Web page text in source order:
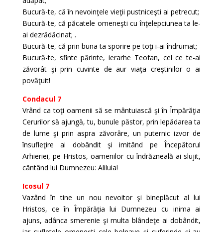
Bucură-te, că în nevoinţele vieţii pustniceşti ai petrecut;
Bucură-te, că păcatele omeneşti cu înţelepciunea ta le-
ai dezrădăcinat; .
Bucură-te, că prin buna ta sporire pe toţi i-ai îndrumat;
Bucură-te, sfinte părinte, ierarhe Teofan, cel ce te-ai
zăvorât şi prin cuvinte de aur viaţa creştinilor o ai
povăţuit!
Condacul 7
Vrând ca toţi oamenii să se mântuiască şi în Împărăţia
Cerurilor să ajungă, tu, bunule păstor, prin lepădarea ta
de lume şi prin aspra zăvorâre, un puternic izvor de
însufleţire ai dobândit şi imitând pe Începătorul
Arhieriei, pe Hristos, oamenilor cu îndrăzneală ai slujit,
cântând lui Dumnezeu: Aliluia!
Icosul 7
Vazând în tine un nou nevoitor şi bineplăcut al lui
Hristos, ce în Împărăţia lui Dumnezeu cu inima ai
ajuns, adânca smerenie şi multa blândeţe ai dobândit,